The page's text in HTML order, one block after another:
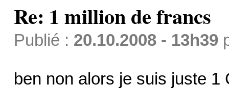
Re: 1 million de francs
Publié : 20.10.2008 - 13h39
ben non alors je suis juste